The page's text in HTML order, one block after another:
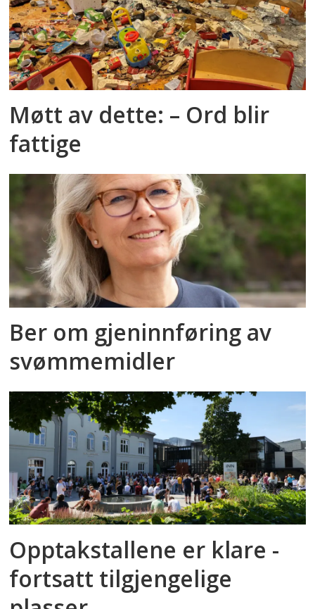
Møtt av dette: – Ord blir
fattige
Ber om gjeninnføring av
svømmemidler
Opptakstallene er klare -
fortsatt tilgjengelige